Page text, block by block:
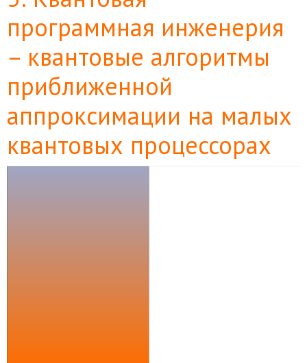
программная инженерия
– квантовые алгоритмы
приближенной
аппроксимации на малых
квантовых процессорах